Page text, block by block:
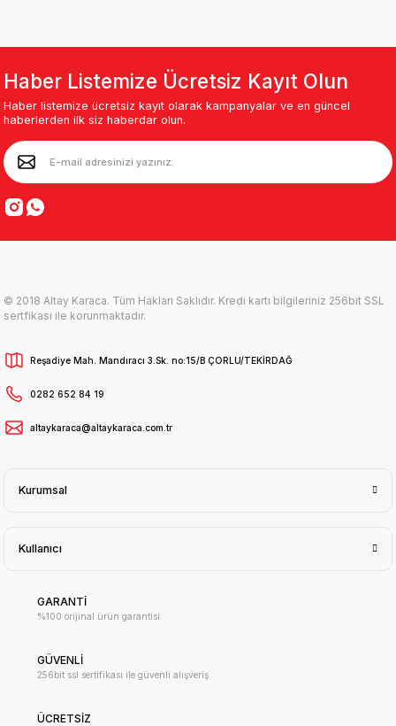
Haber Listemize Ücretsiz Kayıt Olun
Haber listemize ücretsiz kayıt olarak kampanyalar ve en güncel
haberlerden ilk siz haberdar olun.
© 2018 Altay Karaca. Tüm Hakları Saklıdır. Kredi kartı bilgileriniz 256bit SSL
sertfikası ile korunmaktadır.
Reşadiye Mah. Mandıracı 3.Sk. no:15/B ÇORLU/TEKİRDAĞ
0282 652 84 19
altaykaraca@altaykaraca.com.tr
Kurumsal
Kullanıcı
GARANTİ
%100 orijinal ürün garantisi
GÜVENLİ
256bit ssl sertifikası ile güvenli alışveriş
ÜCRETSİZ